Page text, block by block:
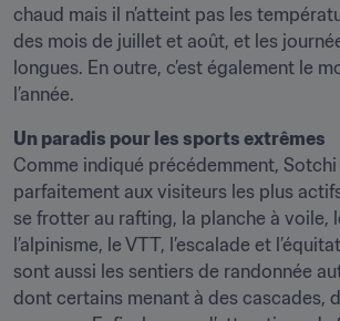
chaud mais il n’atteint pas les
des mois de juillet et août, et les
longues. En outre, c’est également le
l’année.
Un paradis pour les sports extrêmes
Comme indiqué précédemment,
parfaitement aux visiteurs les plus
se frotter au rafting, la planche à voile,
l’alpinisme, le VTT, l’escalade et
sont aussi les sentiers de randonnée
dont certains menant à des cascades,